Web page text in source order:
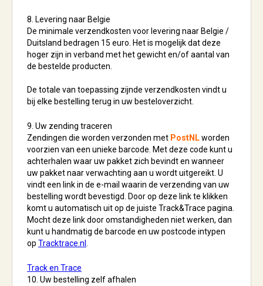
8. Levering naar Belgie
De minimale verzendkosten voor levering naar Belgie /
Duitsland bedragen 15 euro. Het is mogelijk dat deze
hoger zijn in verband met het gewicht en/of aantal van
de bestelde producten.
De totale van toepassing zijnde verzendkosten vindt u
bij elke bestelling terug in uw besteloverzicht.
9. Uw zending traceren
Zendingen die worden verzonden met PostNLworden
voorzien van een unieke barcode. Met deze code kunt u
achterhalen waar uw pakket zich bevindt en wanneer
uw pakket naar verwachting aan u wordt uitgereikt. U
vindt een link in de e-mail waarin de verzending van uw
bestelling wordt bevestigd. Door op deze link te klikken
komt u automatisch uit op de juiste Track&Trace pagina.
Mocht deze link door omstandigheden niet werken, dan
kunt u handmatig de barcode en uw postcode intypen
op Tracktrace.nl
Track en Trace
10. Uw bestelling zelf afhalen